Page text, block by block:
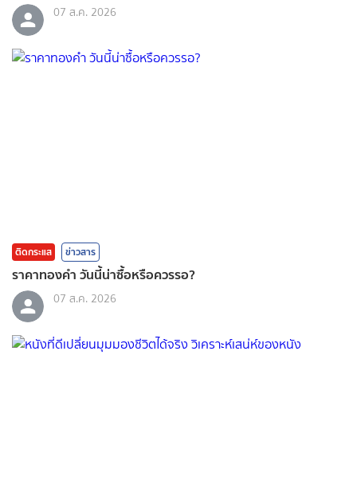
07 ส.ค. 2026
ติดกระแส ข่าวสาร
ราคาทองคํา วันนี้น่าซื้อหรือควรรอ?
07 ส.ค. 2026